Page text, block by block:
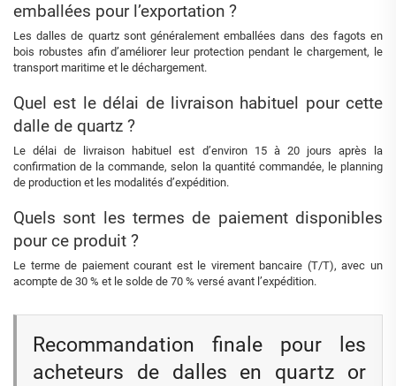
emballées pour l’exportation ?
Les dalles de quartz sont généralement emballées dans des fagots en
bois robustes afin d’améliorer leur protection pendant le chargement, le
transport maritime et le déchargement.
Quel est le délai de livraison habituel pour cette
dalle de quartz ?
Le délai de livraison habituel est d’environ 15 à 20 jours après la
confirmation de la commande, selon la quantité commandée, le planning
de production et les modalités d’expédition.
Quels sont les termes de paiement disponibles
pour ce produit ?
Le terme de paiement courant est le virement bancaire (T/T), avec un
acompte de 30 % et le solde de 70 % versé avant l’expédition.
Recommandation finale pour les
acheteurs de dalles en quartz or